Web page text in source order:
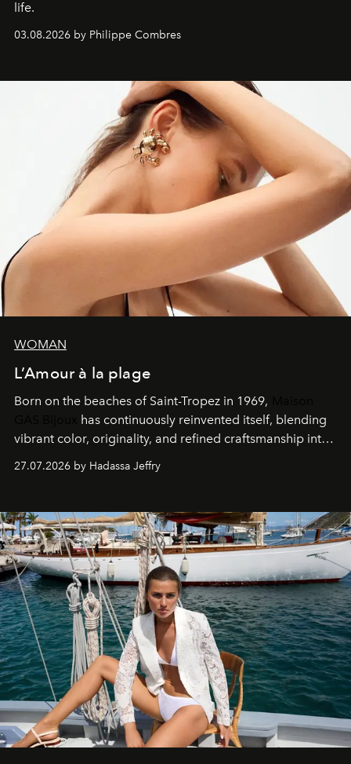
life.
03.08.2026 by Philippe Combres
WOMAN
L’Amour à la plage
Born on the beaches of Saint-Tropez in 1969,
has continuously reinvented itself, blending
vibrant color, originality, and refined craftsmanship into
every creation.
27.07.2026 by Hadassa Jeffry